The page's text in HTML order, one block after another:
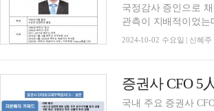
국정감사 증인으로
관측이 지배적이었는
2024-10-02 수요일 | 신혜주
국내 주요 증권사